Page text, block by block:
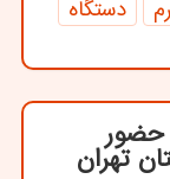
دستگاه
حضور
تهران